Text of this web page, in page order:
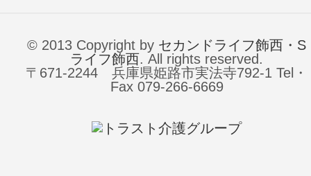
© 2013 Copyright by セカンドライフ飾西・S
ライフ飾西. All rights reserved.
〒671-2244 兵庫県姫路市実法寺792-1 Tel・
Fax 079-266-6669